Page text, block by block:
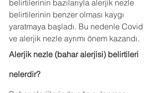
belirtilerinin bazılarıyla alerjik nezle
belirtilerinin benzer olması kaygı
yaratmaya başladı. Bu nedenle Covid
ve alerjik nezle ayrımı önem kazandı.
Alerjik nezle (bahar alerjisi) belirtileri
nelerdir?